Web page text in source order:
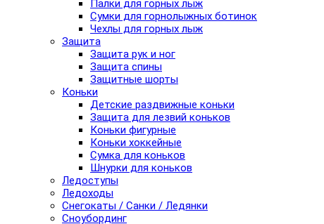
Палки для горных лыж
Сумки для горнолыжных ботинок
Чехлы для горных лыж
Защита
Защита рук и ног
Защита спины
Защитные шорты
Коньки
Детские раздвижные коньки
Защита для лезвий коньков
Коньки фигурные
Коньки хоккейные
Сумка для коньков
Шнурки для коньков
Ледоступы
Ледоходы
Снегокаты / Санки / Ледянки
Сноубординг